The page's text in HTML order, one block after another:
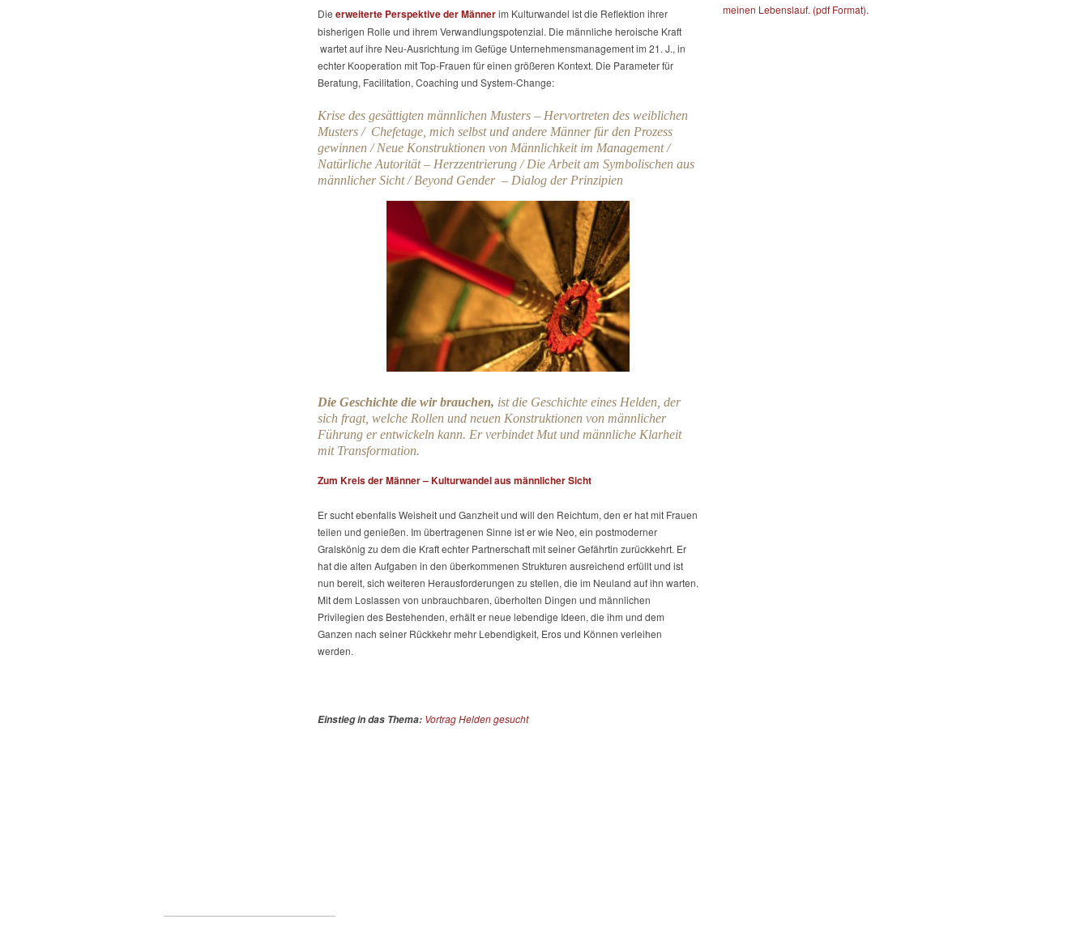
Die erweiterte Perspektive der Männerim Kulturwandel ist die Reflektion ihrer
bisherigen Rolle und ihrem Verwandlungspotenzial. Die männliche heroische Kraft
wartet auf ihre Neu-Ausrichtung im Gefüge Unternehmensmanagement im 21. J., in
echter Kooperation mit Top-Frauen für einen größeren Kontext. Die Parameter für
Beratung, Facilitation, Coaching und System-Change:
Krise des gesättigten männlichen Musters – Hervortreten des weiblichen
Musters / Chefetage, mich selbst und andere Männer für den Prozess
gewinnen / Neue Konstruktionen von Männlichkeit im Management /
Natürliche Autorität – Herzzentrierung / Die Arbeit am Symbolischen aus
männlicher Sicht / Beyond Gender – Dialog der Prinzipien
Die Geschichte die wir brauchen, ist die Geschichte eines Helden, der
sich fragt, welche Rollen und neuen Konstruktionen von männlicher
Führung er entwickeln kann. Er verbindet Mut und männliche Klarheit
mit Transformation.
Zum Kreis der Männer – Kulturwandel aus männlicher Sicht
Er sucht ebenfalls Weisheit und Ganzheit und will den Reichtum, den er hat mit Frauen
teilen und genießen. Im übertragenen Sinne ist er wie Neo, ein postmoderner
Gralskönig zu dem die Kraft echter Partnerschaft mit seiner Gefährtin zurückkehrt. Er
hat die alten Aufgaben in den überkommenen Strukturen ausreichend erfüllt und ist
nun bereit, sich weiteren Herausforderungen zu stellen, die im Neuland auf ihn warten.
Mit dem Loslassen von unbrauchbaren, überholten Dingen und männlichen
Privilegien des Bestehenden, erhält er neue lebendige Ideen, die ihm und dem
Ganzen nach seiner Rückkehr mehr Lebendigkeit, Eros und Können verleihen
werden.
Einstieg in das Thema: Vortrag Helden gesucht
meinen Lebenslauf. (pdf Format).